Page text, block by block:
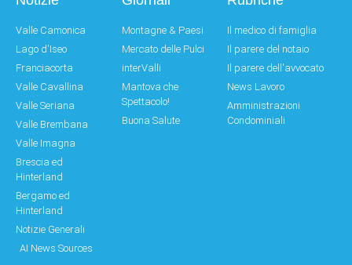
Valle Camonica
Lago d'Iseo
Franciacorta
Valle Cavallina
Valle Seriana
Valle Brembana
Valle Imagna
Brescia ed
Hinterland
Bergamo ed
Hinterland
Notizie Generali
AI News Sources
Montagne & Paesi
Mercato delle Pulci
interValli
Mantova che
Spettacolo!
Buona Salute
Il medico di famiglia
Il parere del notaio
Il parere dell'avvocato
News Lavoro
Amministrazioni
Condominiali